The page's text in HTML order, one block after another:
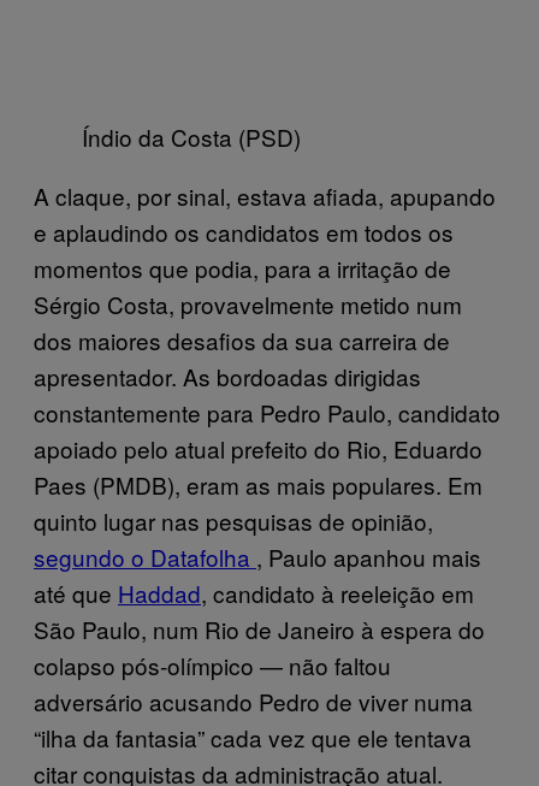
Índio da Costa (PSD)
A claque, por sinal, estava afiada, apupando
e aplaudindo os candidatos em todos os
momentos que podia, para a irritação de
Sérgio Costa, provavelmente metido num
dos maiores desafios da sua carreira de
apresentador. As bordoadas dirigidas
constantemente para Pedro Paulo, candidato
apoiado pelo atual prefeito do Rio, Eduardo
Paes (PMDB), eram as mais populares. Em
quinto lugar nas pesquisas de opinião,
segundo o Datafolha , Paulo apanhou mais
até que Haddad, candidato à reeleição em
São Paulo, num Rio de Janeiro à espera do
colapso pós-olímpico — não faltou
adversário acusando Pedro de viver numa
“ilha da fantasia” cada vez que ele tentava
citar conquistas da administração atual.